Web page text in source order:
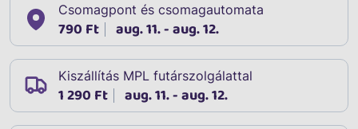
Csomagpont és csomagautomata
790 Ft aug. 11. - aug. 12.
Kiszállítás MPL futárszolgálattal
1 290 Ft aug. 11. - aug. 12.